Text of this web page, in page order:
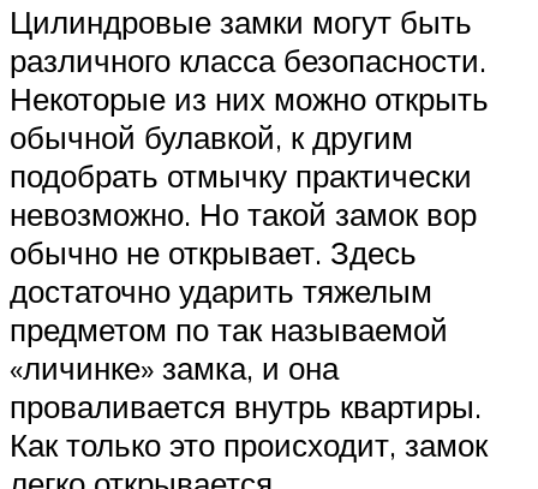
Цилиндровые замки могут быть
различного класса безопасности.
Некоторые из них можно открыть
обычной булавкой, к другим
подобрать отмычку практически
невозможно. Но такой замок вор
обычно не открывает. Здесь
достаточно ударить тяжелым
предметом по так называемой
«личинке» замка, и она
проваливается внутрь квартиры.
Как только это происходит, замок